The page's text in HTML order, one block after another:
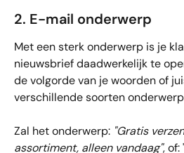
2. E-mail onderwerp
Met een sterk onderwerp is je
nieuwsbrief daadwerkelijk te
de volgorde van je woorden of
verschillende soorten
Zal het onderwerp: "Gratis
assortiment, alleen vandaag", of: